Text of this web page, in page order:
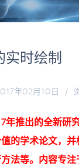
实时绘制
年02月10日 /
年推出的全新研
的学术论文，
法等。内容专注